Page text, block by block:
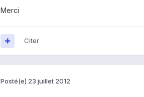
Merci
Citer
Posté(e) 23 juillet 2012